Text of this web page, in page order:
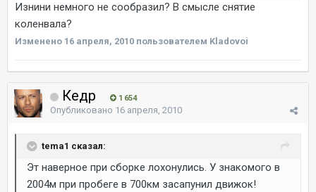
Изнини немного не сообразил? В смысле снятие
коленвала?
Изменено 16 апреля, 2010 пользователем Kladovoi
Кедр 1 654
Опубликовано 16 апреля, 2010
tema1 сказал:
Эт наверное при сборке лохонулись. У знакомого в
2004м при пробеге в 700км засапунил движок!